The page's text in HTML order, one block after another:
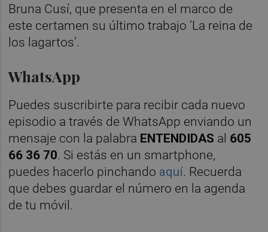
Bruna Cusí, que presenta en el marco de
este certamen su último trabajo ‘La reina de
los lagartos’.
WhatsApp
Puedes suscribirte para recibir cada nuevo
episodio a través de WhatsApp enviando un
mensaje con la palabra ENTENDIDAS al 605
66 36 70. Si estás en un smartphone,
puedes hacerlo pinchando aquí. Recuerda
que debes guardar el número en la agenda
de tu móvil.